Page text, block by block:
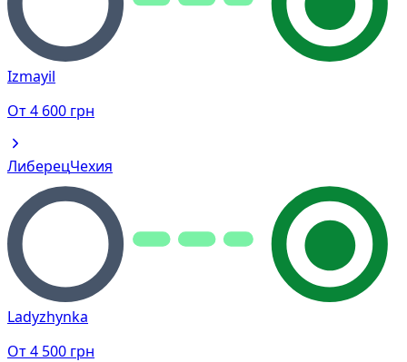
Izmayil
От4 600 грн
ЛиберецЧехия
Ladyzhynka
От4 500 грн